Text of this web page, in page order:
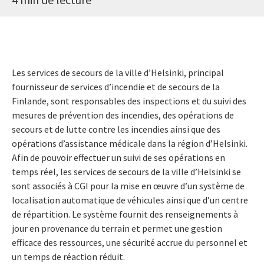
Les services de secours de la ville d’Helsinki, principal
fournisseur de services d’incendie et de secours de la
Finlande, sont responsables des inspections et du suivi des
mesures de prévention des incendies, des opérations de
secours et de lutte contre les incendies ainsi que des
opérations d’assistance médicale dans la région d’Helsinki.
Afin de pouvoir effectuer un suivi de ses opérations en
temps réel, les services de secours de la ville d’Helsinki se
sont associés à CGI pour la mise en œuvre d’un système de
localisation automatique de véhicules ainsi que d’un centre
de répartition. Le système fournit des renseignements à
jour en provenance du terrain et permet une gestion
efficace des ressources, une sécurité accrue du personnel et
un temps de réaction réduit.